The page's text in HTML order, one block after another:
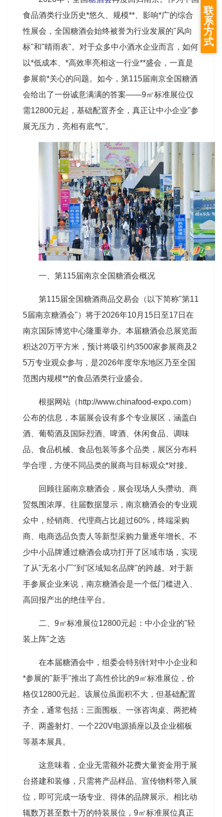
食品酒类行业历史*悠久、规模**、影响*广的综合
性展会，全国糖酒会始终被誉为行业发展的"风向
标"和"晴雨表"。对于众多中小酒水企业而言，如何
以*低成本、*高效率亮相这一行业**盛会，一直是
参展前*关心的问题。如今，第115届南京全国糖酒
会给出了一份诚意满满的答案——9㎡标准展位仅
需12800元起，基础配置齐全，真正让中小企业"参
展无压力，亮相有底气"。
一、第115届南京全国糖酒会概况
第115届全国糖酒商品交易会 （以下简称"第11
5届南京糖酒会"）将于2026年10月15日至17日在
南京国际博览中心隆重举办。本届糖酒会总展览面
积达20万平方米，预计将吸引约3500家参展商及2
5万专业观众参与，是2026年度华东地区乃至全国
范围内规模**的食品酒类行业盛会。
根据网站（http://www.chinafood-expo.com）
公布的信息，本届展会设有多个专业展区，涵盖白
酒、葡萄酒及国际烈酒、啤酒、休闲食品、调味
品、食品机械、食品包装等多个品类，展区分布科
学合理，方便不同品类的展商与目标观众*对接。
回顾往届南京糖酒会，展会现场人头攒动、商
贸氛围浓厚。往届数据显示，南京糖酒会的专业观
众中，经销商、代理商占比超过60%，终端采购
商、电商选品负责人等新型采购力量逐年增长。不
少中小品牌通过糖酒会成功打开了区域市场，实现
了从"无名小厂"到"区域知名品牌"的跨越。对于新
手参展企业来说，南京糖酒会是一个低门槛进入、
高回报产出的绝佳平台。
二、9㎡标准展位12800元起：中小企业的"轻
装上阵"之选
在本届糖酒会中，组委会特别针对中小企业和
*参展的"新手"推出了高性价比的9㎡标准展位，价
格仅12800元起。该展位虽面积不大，但基础配置
齐全，通常包括：三面围板、一张咨询桌、两把椅
子、两盏射灯、一个220V电源插座以及企业楣板
等基本展具。
这意味着，企业无需额外花费大量资金用于展
台搭建和装修，只需将产品样品、宣传物料带入展
位，即可完成一场专业、得体的品牌展示。相比动
辄数万甚至数十万的特装展位，9㎡标准展位真正
联
系
方
式